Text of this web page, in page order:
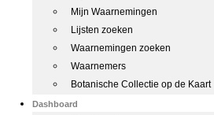
Mijn Waarnemingen
Lijsten zoeken
Waarnemingen zoeken
Waarnemers
Botanische Collectie op de Kaart
Dashboard